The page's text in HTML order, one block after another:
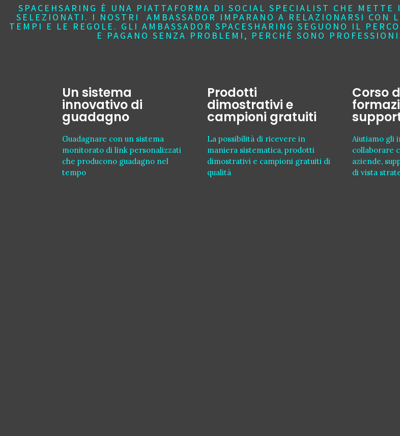
SPACEHSARING È UNA PIATTAFORMA DI SOCIAL SPECIALIST CHE
SELEZIONATI. I NOSTRI AMBASSADOR IMPARANO A RELAZIONARSI CON
TEMPI E LE REGOLE. GLI AMBASSADOR SPACESHARING SEGUONO IL
E PAGANO SENZA PROBLEMI, PERCHÈ SONO
Un sistema
innovativo di
guadagno
Guadagnare con un sistema
monitorato di link personalizzati
che producono guadagno nel
tempo
Prodotti
dimostrativi e
campioni gratuiti
La possibilità di ricevere in
maniera sistematica, prodotti
dimostrativi e campioni gratuiti di
qualità
Corso
Aiutiamo gli
collaborare
aziende,
di vista